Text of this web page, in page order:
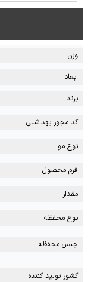
وزن
ابعاد
برند
کد مجوز بهداشتی
نوع مو
فرم محصول
مقدار
نوع محفظه
جنس محفظه
کشور تولید کننده